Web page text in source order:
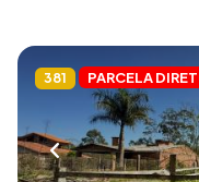
381 PARCELA